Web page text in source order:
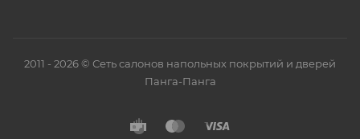
2011 - 2026 © Сеть салонов напольных покрытий и дверей
Панга-Панга